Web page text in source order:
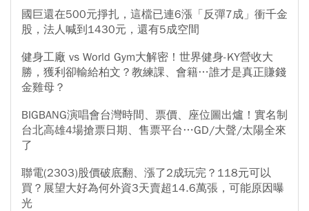
國巨還在500元掙扎，這檔已連6漲「反彈7成」衝千金
股，法人喊到1430元，還有5成空間
健身工廠 vs World Gym大解密！世界健身-KY營收大
勝，獲利卻輸給柏文？教練課、會籍…誰才是真正賺錢
金雞母？
BIGBANG演唱會台灣時間、票價、座位圖出爐！實名制
台北高雄4場搶票日期、售票平台…GD/大聲/太陽全來
了
聯電(2303)股價破底翻、漲了2成玩完？118元可以
買？展望大好為何外資3天賣超14.6萬張，可能原因曝
光